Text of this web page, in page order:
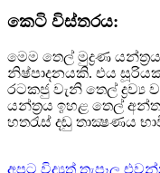
කෙටි විස්තරය:
මෙම තෙල් මුද්‍රණ
නිෂ්පාදනයකි. එය
රටකජු වැනි තෙල්
යන්ත්‍රය ඉහළ තෙල්
හතරැස් දඬු තාක්‍ෂණය
අපට විද්‍යුත් තැපෑල